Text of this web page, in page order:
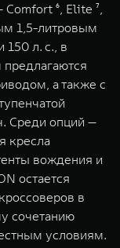
⁶, Elite ⁷,
1,5-литровым
150 л. с., в
а также с
Среди опций —
кресла
вождения и
остается
в
сочетанию
условиям.